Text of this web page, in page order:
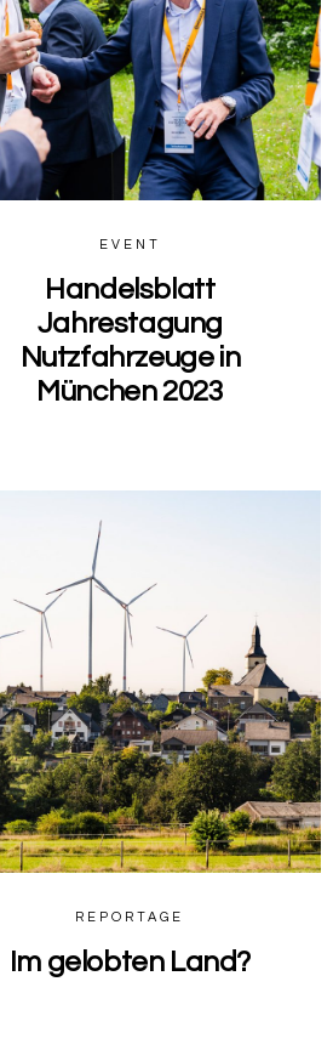
EVENT
Handelsblatt
Jahrestagung
Nutzfahrzeuge in
München 2023
REPORTAGE
Im gelobten Land?